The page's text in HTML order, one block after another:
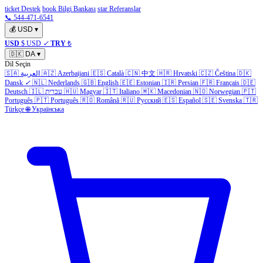
ticket Destek book Bilgi Bankası star Referanslar
📞 544-471-6541
💰 USD ▾
USD $ USD ✓ TRY ₺
🇩🇰 DA ▾
Dil Seçin
🇸🇦 العربية 🇦🇿 Azerbaijani 🇪🇸 Català 🇨🇳 中文 🇭🇷 Hrvatski 🇨🇿 Čeština 🇩🇰
Dansk ✓ 🇳🇱 Nederlands 🇬🇧 English 🇪🇪 Estonian 🇮🇷 Persian 🇫🇷 Français 🇩🇪
Deutsch 🇮🇱 עברית 🇭🇺 Magyar 🇮🇹 Italiano 🇲🇰 Macedonian 🇳🇴 Norwegian 🇵🇹
Português 🇵🇹 Português 🇷🇴 Română 🇷🇺 Русский 🇪🇸 Español 🇸🇪 Svenska 🇹🇷
Türkçe 🌐 Українська